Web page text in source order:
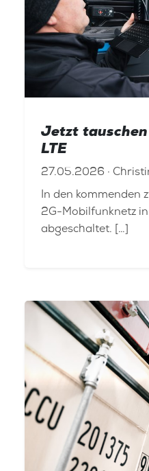
Jetzt
LTE
27.05.2026 ·
In den kommenden
2G-Mobilfunknetz
abgeschaltet. […]